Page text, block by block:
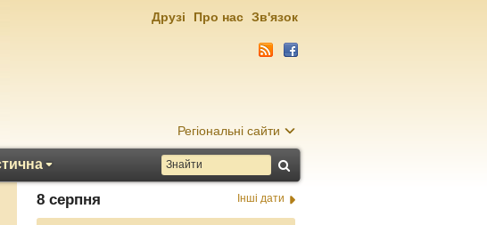
Регіональні сайти
Друзі Про нас Зв'язок
8 серпня Інші дати